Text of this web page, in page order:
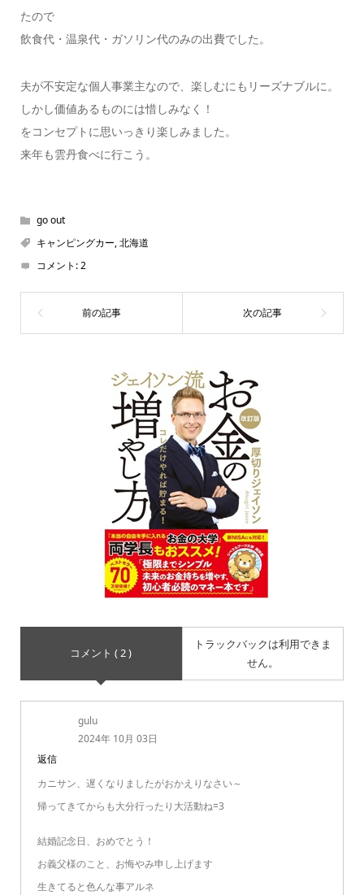
たので
飲食代・温泉代・ガソリン代のみの出費でした。
夫が不安定な個人事業主なので、楽しむにもリーズナブルに。
しかし価値あるものには惜しみなく！
をコンセプトに思いっきり楽しみました。
来年も雲丹食べに行こう。
go out
キャンピングカー,北海道
コメント:2
コメント ( 2 )
トラックバックは利用できま
せん。
gulu
2024年 10月 03日
返信
カニサン、遅くなりましたがおかえりなさい～
帰ってきてからも大分行ったり大活動ね=3
結婚記念日、おめでとう！
お義父様のこと、お悔やみ申し上げます
生きてると色んな事アルネ